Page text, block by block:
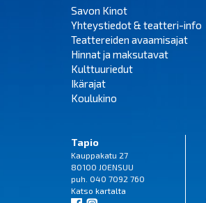
Savon Kinot
Yhteystiedot & teatteri-info
Teattereiden avaamisajat
Hinnat ja maksutavat
Kulttuuriedut
Ikärajat
Koulukino
Tapio
Kauppakatu 27
80100 JOENSUU
puh. 040 7092 760
Katso kartalta